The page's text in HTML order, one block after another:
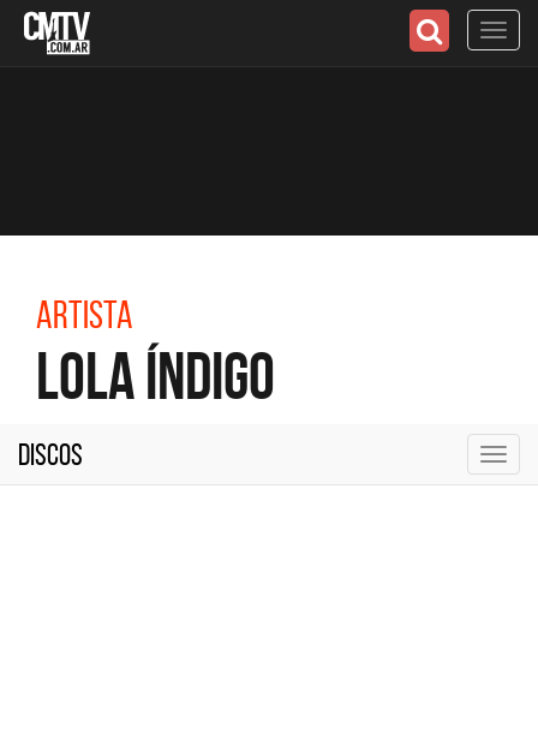
Artista
Lola Índigo
Discos